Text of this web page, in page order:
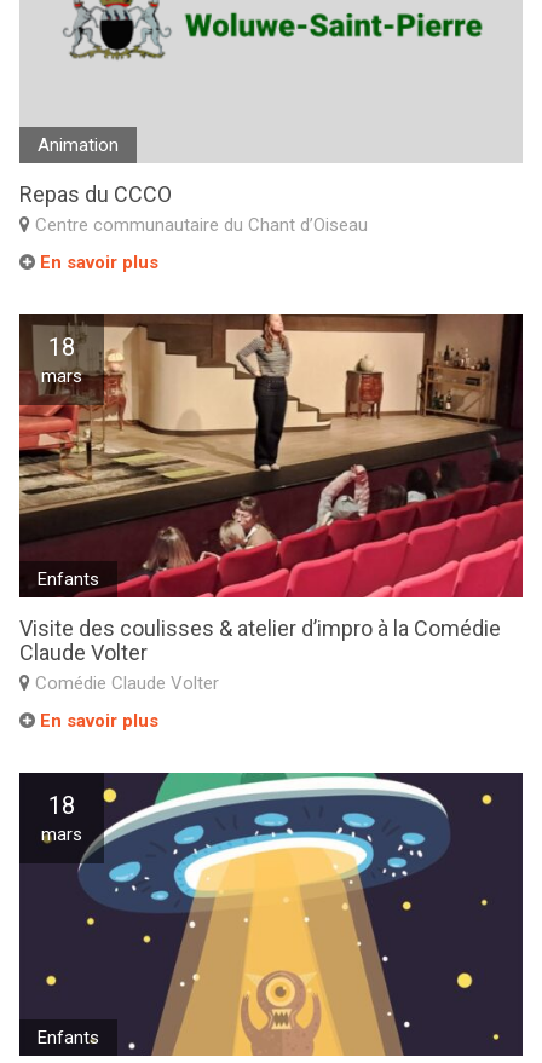
Animation
Repas du CCCO
Centre communautaire du Chant d’Oiseau
En savoir plus
18
mars
Enfants
Visite des coulisses & atelier d’impro à la Comédie
Claude Volter
Comédie Claude Volter
En savoir plus
18
mars
Enfants